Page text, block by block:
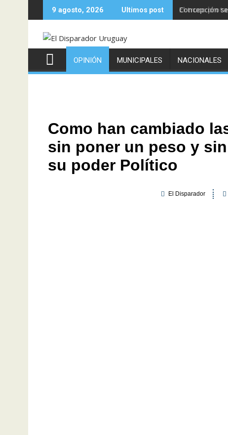
9 agosto, 2026 Ultimos post Concepción
OPINIÓN MUNICIPALES NACIONALES
Como han cambiado
sin poner un peso y
su poder Político
El Disparador